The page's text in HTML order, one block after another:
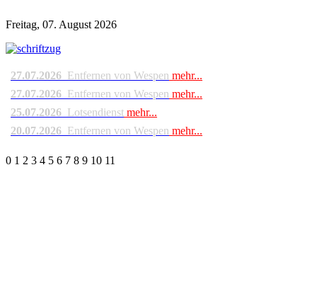
Freitag, 07. August 2026
27.07.2026 Entfernen von Wespen mehr...
27.07.2026 Entfernen von Wespen mehr...
25.07.2026 Lotsendienst mehr...
20.07.2026 Entfernen von Wespen mehr...
0 1 2 3 4 5 6 7 8 9 10 11